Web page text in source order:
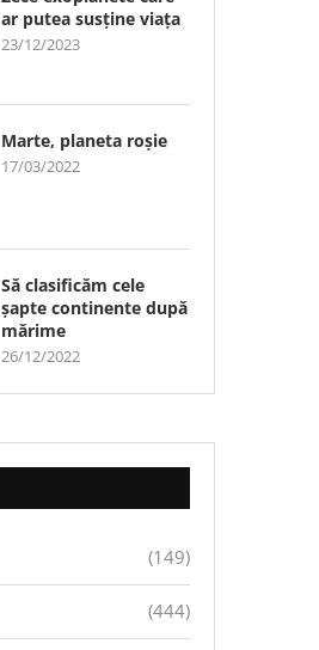
ar putea susține viața
23/12/2023
Marte, planeta roșie
17/03/2022
Să clasificăm cele
șapte continente după
mărime
26/12/2022
(149)
(444)